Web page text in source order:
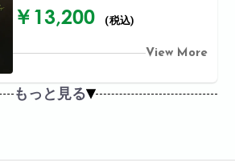
￥13,200 (税込)
View More
もっと見る